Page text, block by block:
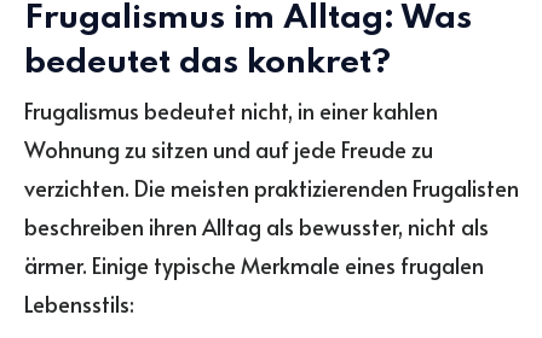
Frugalismus im Alltag: Was
bedeutet das konkret?
Frugalismus bedeutet nicht, in einer kahlen
Wohnung zu sitzen und auf jede Freude zu
verzichten. Die meisten praktizierenden Frugalisten
beschreiben ihren Alltag als bewusster, nicht als
ärmer. Einige typische Merkmale eines frugalen
Lebensstils: